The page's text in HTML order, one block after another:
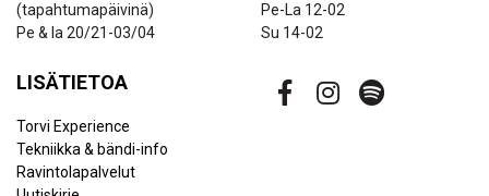
(tapahtumapäivinä)
Pe & la 20/21-03/04
Pe-La 12-02
Su 14-02
LISÄTIETOA
Torvi Experience
Tekniikka & bändi-info
Ravintolapalvelut